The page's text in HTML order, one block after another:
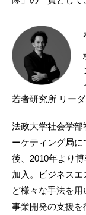
若者研究所 リー
法政大学社会学部
ーケティング局
後、2010年より
加入。ビジネス
ど様々な手法を用
事業開発の支援を